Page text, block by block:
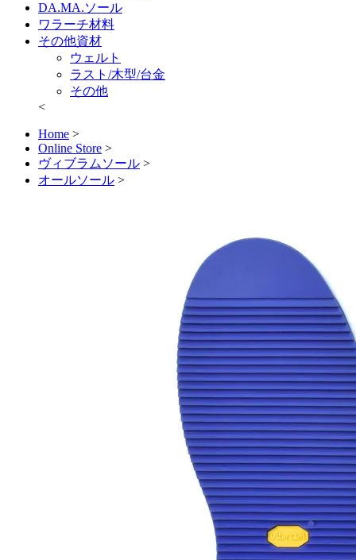
DA.MA.ソール
ワラーチ材料
その他資材
ウェルト
ラスト/木型/台金
その他
<
Home >
Online Store >
ヴィブラムソール >
オールソール >